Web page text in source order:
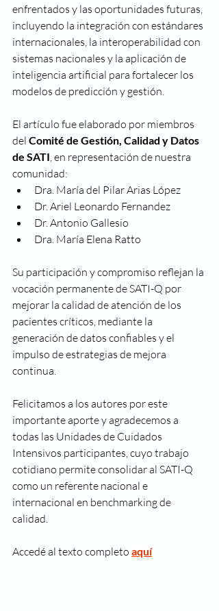
enfrentados y las oportunidades futuras,
incluyendo la integración con estándares
internacionales, la interoperabilidad con
sistemas nacionales y la aplicación de
inteligencia artificial para fortalecer los
modelos de predicción y gestión.
El artículo fue elaborado por miembros
del Comité de Gestión, Calidad y Datos
de SATI, en representación de nuestra
comunidad:
Dra. María del Pilar Arias López
Dr. Ariel Leonardo Fernandez
Dr. Antonio Gallesio
Dra. María Elena Ratto
Su participación y compromiso reflejan la
vocación permanente de SATI-Q por
mejorar la calidad de atención de los
pacientes críticos, mediante la
generación de datos confiables y el
impulso de estrategias de mejora
continua.
Felicitamos a los autores por este
importante aporte y agradecemos a
todas las Unidades de Cuidados
Intensivos participantes, cuyo trabajo
cotidiano permite consolidar al SATI-Q
como un referente nacional e
internacional en benchmarking de
calidad.
Accedé al texto completo aquí